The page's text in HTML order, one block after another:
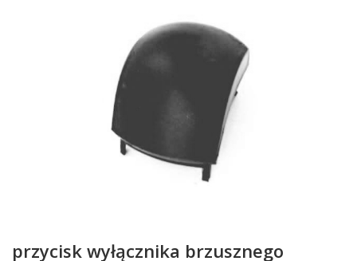
przycisk wyłącznika brzusznego